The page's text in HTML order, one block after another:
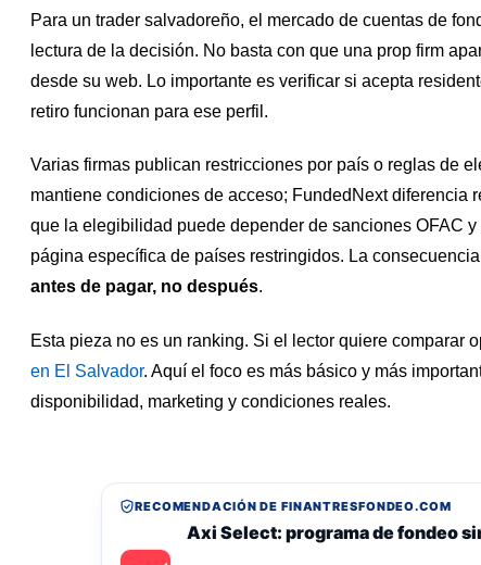
Para un trader salvadoreño, el mercado de cuentas de
lectura de la decisión. No basta con que una prop firm
desde su web. Lo importante es verificar si acepta
retiro funcionan para ese perfil.
Varias firmas publican restricciones por país o reglas de
mantiene condiciones de acceso; FundedNext diferencia
que la elegibilidad puede depender de sanciones OFAC
página específica de países restringidos. La
antes de pagar, no después.
Esta pieza no es un ranking. Si el lector quiere comparar
en El Salvador. Aquí el foco es más básico y más
disponibilidad, marketing y condiciones reales.
RECOMENDACIÓN DE FINANTRESFONDEO.COM
Axi Select: programa de fondeo